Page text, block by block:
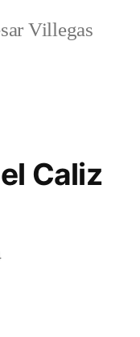
Villegas
Caliz